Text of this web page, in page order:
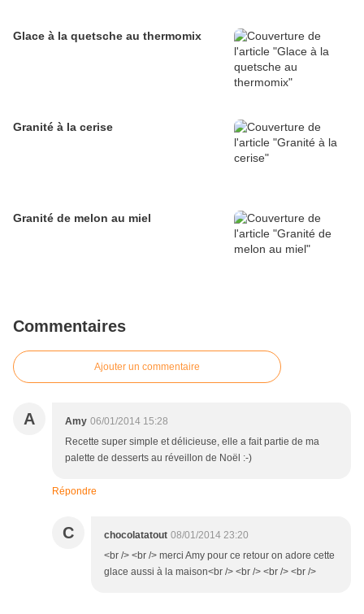
Glace à la quetsche au thermomix
Granité à la cerise
Granité de melon au miel
Commentaires
Ajouter un commentaire
A Amy 06/01/2014 15:28
Recette super simple et délicieuse, elle a fait partie de ma
palette de desserts au réveillon de Noël :-)
Répondre
C chocolatatout 08/01/2014 23:20
<br /> <br /> merci Amy pour ce retour on adore cette
glace aussi à la maison<br /> <br /> <br /> <br />